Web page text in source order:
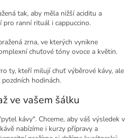
tak, aby měla nižší aciditu a
pro ranní rituál i cappuccino.
zrna, ve kterých vynikne
chuťové tóny ovoce a květin.
ty, kteří milují chuť výběrové kávy, ale
hodinách.
ve vašem šálku
kávy". Chceme, aby váš výsledek v
nabízíme i kurzy přípravy a